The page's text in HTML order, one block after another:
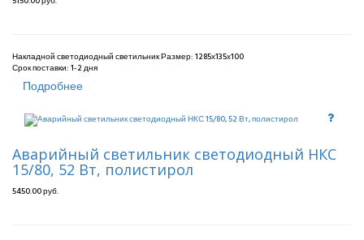
Накладной светодиодный светильник Размер: 1285х135х100
Срок поставки:1-2 дня
Подробнее
Аварийный светильник светодиодный НКС
15/80, 52 Вт, полистирол
5450.00 руб.